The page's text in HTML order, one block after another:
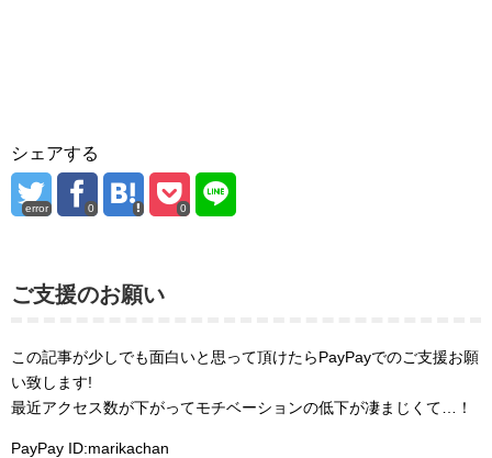
シェアする
error 0 0
ご支援のお願い
この記事が少しでも面白いと思って頂けたらPayPayでのご支援お願
い致します!
最近アクセス数が下がってモチベーションの低下が凄まじくて…！
PayPay ID:marikachan